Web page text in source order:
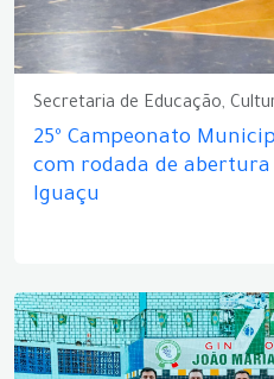
Secretaria de Educação,
25º Campeonato
com rodada de
Iguaçu